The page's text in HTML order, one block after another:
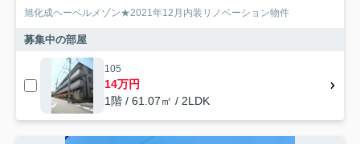
旭化成ヘーベルメゾン★2021年12月内装リノベーション物件
募集中の部屋
105
14万円
1階 / 61.07㎡ / 2LDK